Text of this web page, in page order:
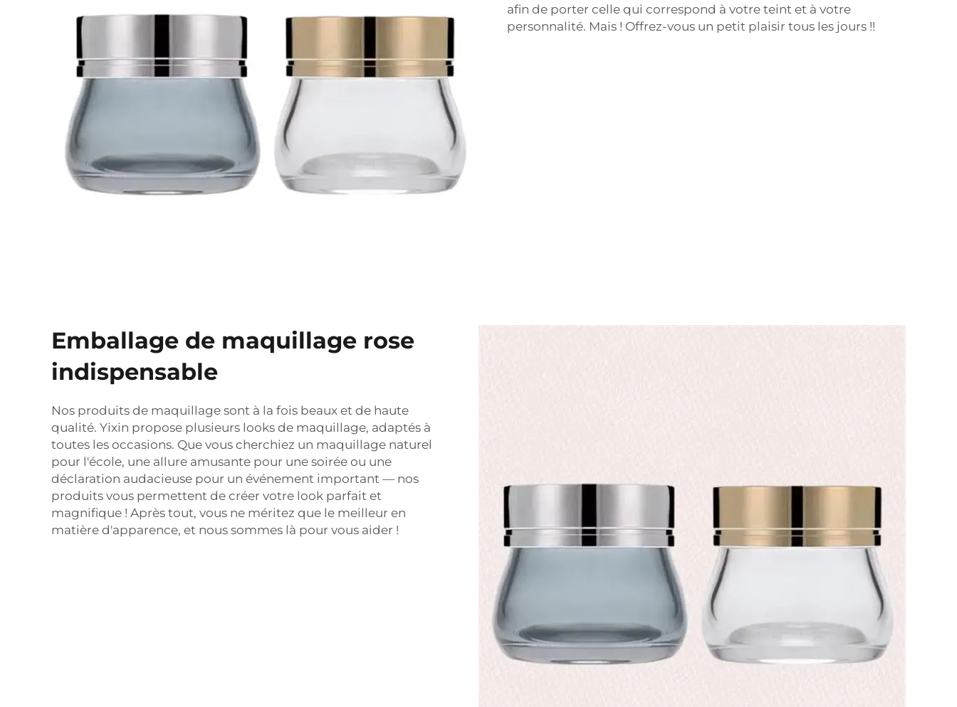
afin de porter celle qui correspond à votre teint et à votre
personnalité. Mais ! Offrez-vous un petit plaisir tous les jours !!
Emballage de maquillage rose
indispensable
Nos produits de maquillage sont à la fois beaux et de haute
qualité. Yixin propose plusieurs looks de maquillage, adaptés à
toutes les occasions. Que vous cherchiez un maquillage naturel
pour l'école, une allure amusante pour une soirée ou une
déclaration audacieuse pour un événement important — nos
produits vous permettent de créer votre look parfait et
magnifique ! Après tout, vous ne méritez que le meilleur en
matière d'apparence, et nous sommes là pour vous aider !